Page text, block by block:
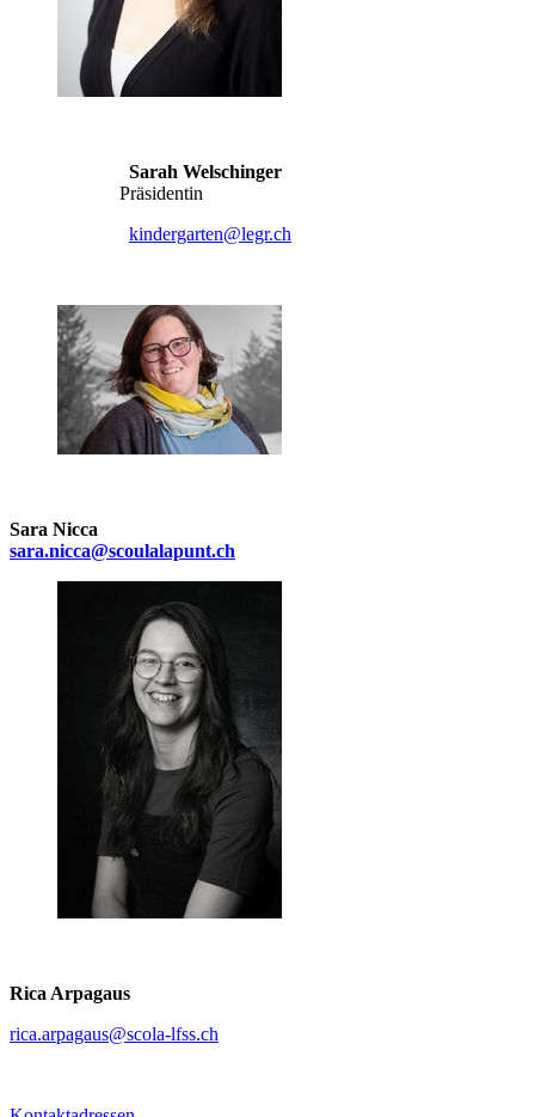
Sarah Welschinger
Präsidentin
kindergarten@legr.ch
Sara Nicca
sara.nicca@scoulalapunt.ch
Rica Arpagaus
rica.arpagaus@scola-lfss.ch